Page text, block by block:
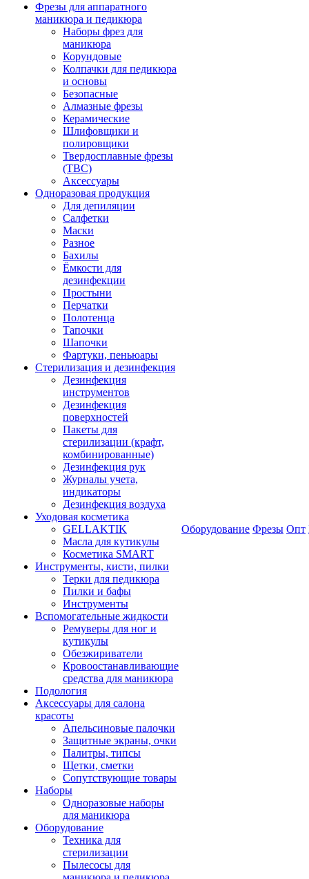
Фрезы для аппаратного
маникюра и педикюра
Наборы фрез для
маникюра
Корундовые
Колпачки для педикюра
и основы
Безопасные
Алмазные фрезы
Керамические
Шлифовщики и
полировщики
Твердосплавные фрезы
(ТВС)
Аксессуары
Одноразовая продукция
Для депиляции
Салфетки
Маски
Разное
Бахилы
Ёмкости для
дезинфекции
Простыни
Перчатки
Полотенца
Тапочки
Шапочки
Фартуки, пеньюары
Стерилизация и дезинфекция
Дезинфекция
инструментов
Дезинфекция
поверхностей
Пакеты для
стерилизации (крафт,
комбинированные)
Дезинфекция рук
Журналы учета,
индикаторы
Дезинфекция воздуха
Уходовая косметика
GELLAKTIK
Масла для кутикулы
Косметика SMART
Инструменты, кисти, пилки
Терки для педикюра
Пилки и бафы
Инструменты
Вспомогательные жидкости
Ремуверы для ног и
кутикулы
Обезжириватели
Кровоостанавливающие
средства для маникюра
Подология
Аксессуары для салона
красоты
Апельсиновые палочки
Защитные экраны, очки
Палитры, типсы
Щетки, сметки
Сопутствующие товары
Наборы
Одноразовые наборы
для маникюра
Оборудование
Техника для
стерилизации
Пылесосы для
Оборудование Фрезы Опт